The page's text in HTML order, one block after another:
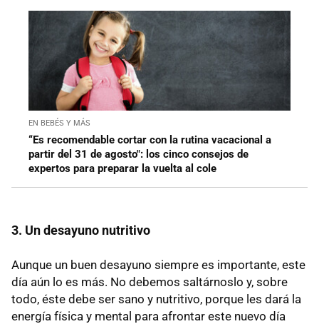
EN BEBÉS Y MÁS
“Es recomendable cortar con la rutina vacacional a
partir del 31 de agosto": los cinco consejos de
expertos para preparar la vuelta al cole
3. Un desayuno nutritivo
Aunque un buen desayuno siempre es importante, este
día aún lo es más. No debemos saltárnoslo y, sobre
todo, éste debe ser sano y nutritivo, porque les dará la
energía física y mental para afrontar este nuevo día